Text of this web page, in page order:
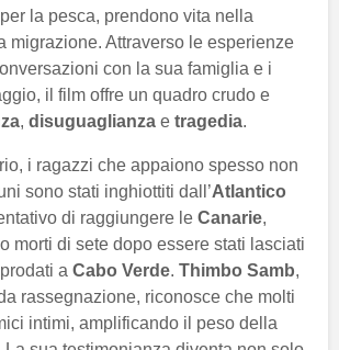
la pesca, prendono vita nella
migrazione. Attraverso le esperienze
con la sua famiglia e i
il film offre un quadro crudo e
, disuguaglianza e tragedia.
i ragazzi che appaiono spesso non
sono stati inghiottiti dall’Atlantico
di raggiungere le Canarie,
morti di sete dopo essere stati lasciati
a Cabo Verde. Thimbo Samb,
rassegnazione, riconosce che molti
intimi, amplificando il peso della